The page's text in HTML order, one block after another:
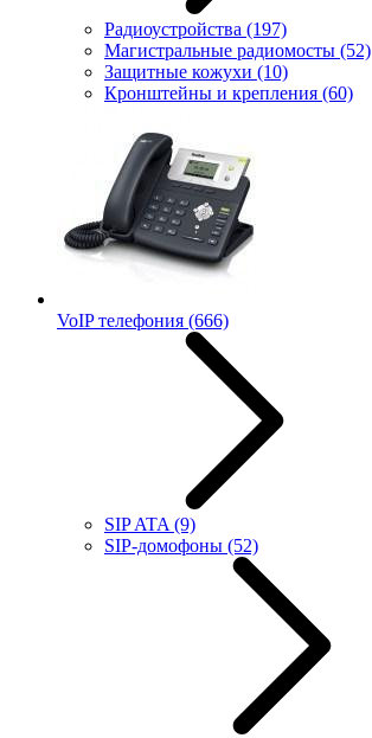
Радиоустройства (197)
Магистральные радиомосты (52)
Защитные кожухи (10)
Кронштейны и крепления (60)
VoIP телефония (666)
SIP ATA (9)
SIP-домофоны (52)